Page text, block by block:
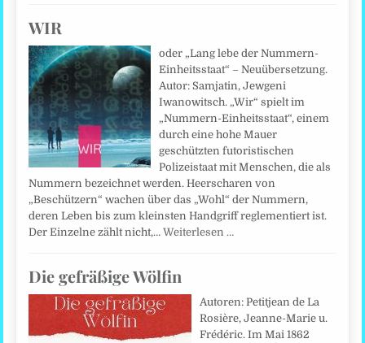
WIR
oder „Lang lebe der Nummern-
Einheitsstaat“ – Neuübersetzung.
Autor: Samjatin, Jewgeni
Iwanowitsch. „Wir“ spielt im
„Nummern-Einheitsstaat“, einem
durch eine hohe Mauer
geschützten futoristischen
Polizeistaat mit Menschen, die als
Nummern bezeichnet werden. Heerscharen von
„Beschützern“ wachen über das „Wohl“ der Nummern,
deren Leben bis zum kleinsten Handgriff reglementiert ist.
Der Einzelne zählt nicht,…Weiterlesen …
Die gefräßige Wölfin
Autoren: Petitjean de La
Rosière, Jeanne-Marie u.
Frédéric. Im Mai 1862